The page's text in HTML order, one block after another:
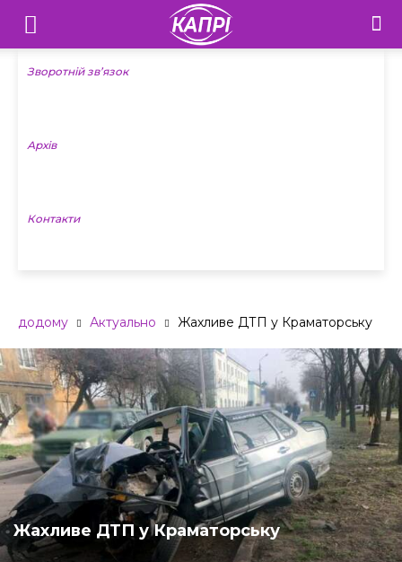
Телебачення
«Капрі»
Новини
Зворотній зв’язок
Архів
Контакти
додому Актуально Жахливе ДТП у Краматорську
Жахливе ДТП у Краматорську